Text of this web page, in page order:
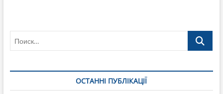
правила
власників
Поиск…
ОСТАННІ ПУБЛІКАЦІЇ